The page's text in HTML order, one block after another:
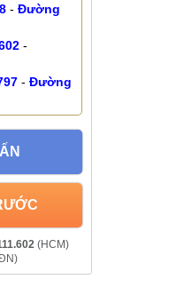
- Đường
-
- Đường
(HCM)